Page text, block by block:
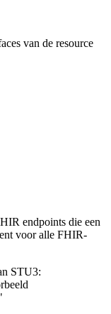
van de resource
endpoints die een
voor alle FHIR-
STU3: